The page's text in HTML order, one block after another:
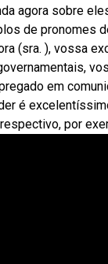
agora sobre
de pronomes
(sra. ), vossa
em
é
por